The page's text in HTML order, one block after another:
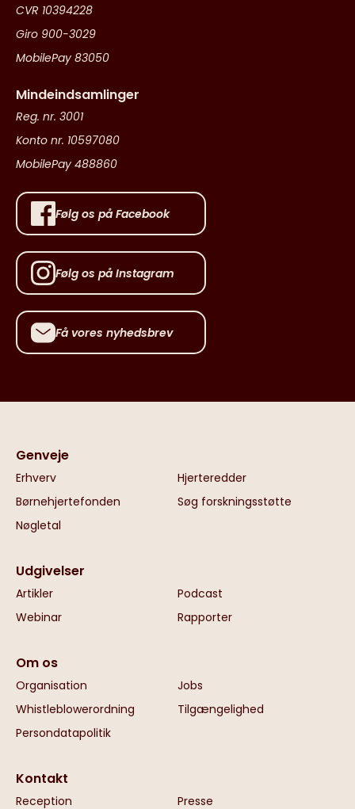
CVR 10394228
Giro 900-3029
MobilePay 83050
Mindeindsamlinger
Reg. nr. 3001
Konto nr. 10597080
MobilePay 488860
Følg os på Facebook
Følg os på Instagram
Få vores nyhedsbrev
Genveje
Erhverv
Hjerteredder
Børnehjertefonden
Søg forskningsstøtte
Nøgletal
Udgivelser
Artikler
Podcast
Webinar
Rapporter
Om os
Organisation
Jobs
Whistleblowerordning
Tilgængelighed
Persondatapolitik
Kontakt
Reception Presse